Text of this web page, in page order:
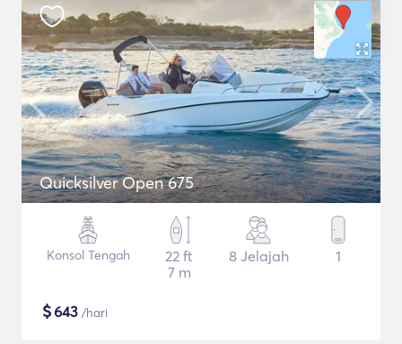
Quicksilver Open 675
Konsol Tengah
22 ft
7 m
8 Jelajah 1
$643 /hari